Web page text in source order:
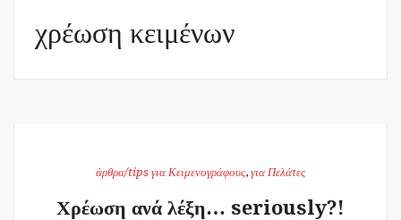
χρέωση κειμένων
άρθρα/tips για Κειμενογράφους, για Πελάτες
Χρέωση ανά λέξη… seriously?!